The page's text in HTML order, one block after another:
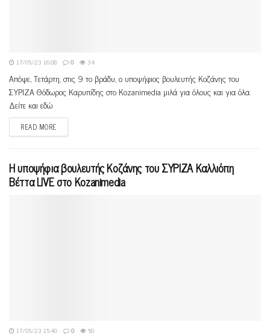
17/05/23 16:08 0 34
Απόψε, Τετάρτη, στις 9 το βράδυ, ο υποψήφιος βουλευτής Κοζάνης του
ΣΥΡΙΖΑ Θόδωρος Καρυπίδης στο Kozanimedia μιλά για όλους και για όλα.
Δείτε και εδώ
READ MORE
Η υποψήφια βουλευτής Κοζάνης του ΣΥΡΙΖΑ Καλλιόπη
Βέττα LIVE στο Kozanimedia
17/05/23 15:40 0 50